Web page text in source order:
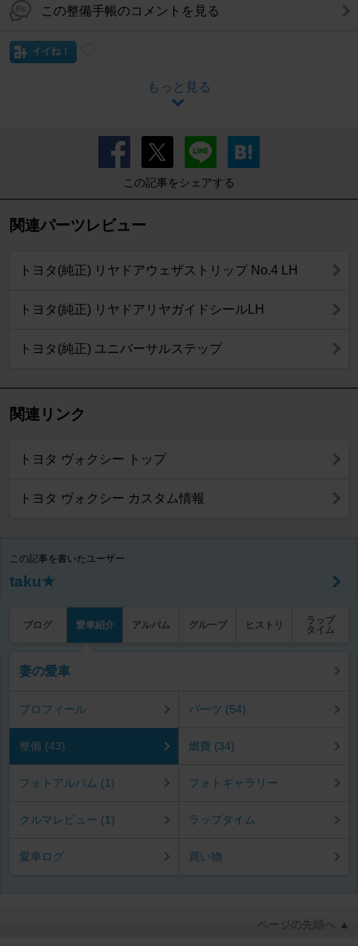
この整備手帳のコメントを見る
イイね！
もっと見る
この記事をシェアする
関連パーツレビュー
トヨタ(純正) リヤドアウェザストリップ No.4 LH
トヨタ(純正) リヤドアリヤガイドシールLH
トヨタ(純正) ユニバーサルステップ
関連リンク
トヨタ ヴォクシー トップ
トヨタ ヴォクシー カスタム情報
この記事を書いたユーザー
taku★
ブログ 愛車紹介 アルバム グループ ヒストリ
ラップ
タイム
妻の愛車
プロフィール パーツ (54)
整備 (43) 燃費 (34)
フォトアルバム (1) フォトギャラリー
クルマレビュー (1) ラップタイム
愛車ログ 買い物
ページの先頭へ ▲